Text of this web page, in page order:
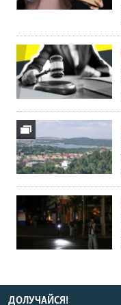
ДОЛУЧАЙСЯ!